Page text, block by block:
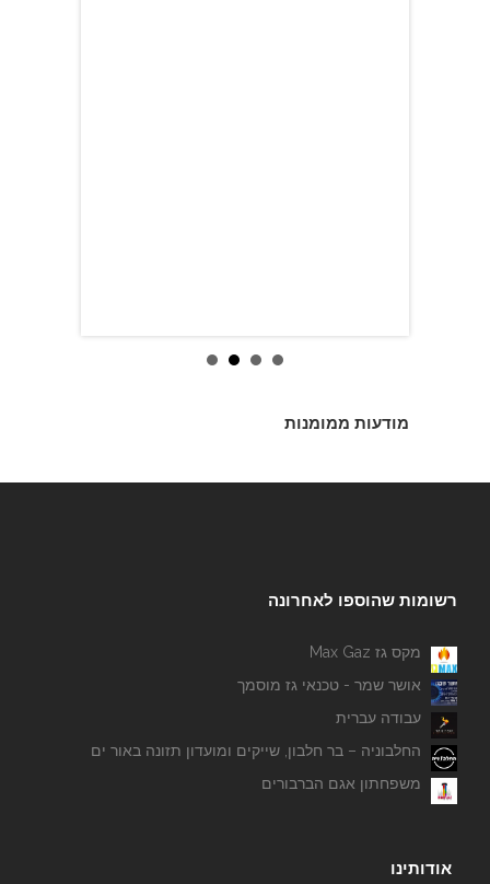
מודעות ממומנות
רשומות שהוספו לאחרונה
מקס גז Max Gaz
אושר שמר - טכנאי גז מוסמך
עבודה עברית
החלבוניה – בר חלבון, שייקים ומועדון תזונה באור ים
משפחתון אגם הברבורים
אודותינו